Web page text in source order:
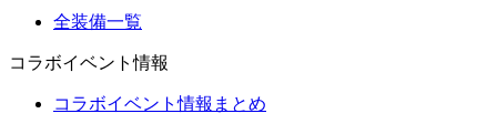
全装備一覧
コラボイベント情報
コラボイベント情報まとめ